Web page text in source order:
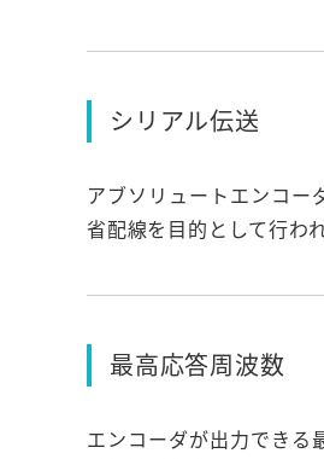
シリアル伝送
アブソリュートエンコー
省配線を目的として行わ
最高応答周波数
エンコーダが出力でき